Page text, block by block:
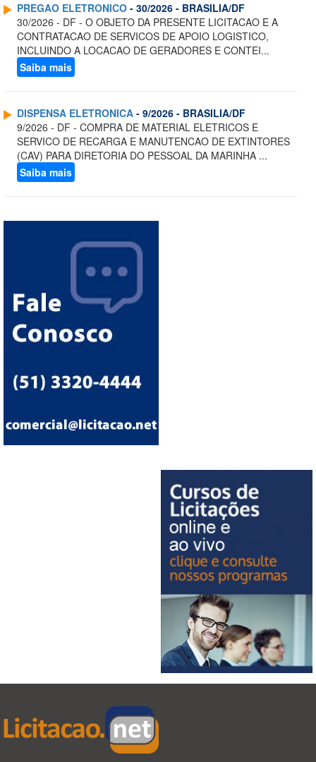
PREGAO ELETRONICO - 30/2026 - BRASILIA/DF
30/2026 - DF - O OBJETO DA PRESENTE LICITACAO E A
CONTRATACAO DE SERVICOS DE APOIO LOGISTICO,
INCLUINDO A LOCACAO DE GERADORES E CONTEI...
Saiba mais
DISPENSA ELETRONICA - 9/2026 - BRASILIA/DF
9/2026 - DF - COMPRA DE MATERIAL ELETRICOS E
SERVICO DE RECARGA E MANUTENCAO DE EXTINTORES
(CAV) PARA DIRETORIA DO PESSOAL DA MARINHA ...
Saiba mais